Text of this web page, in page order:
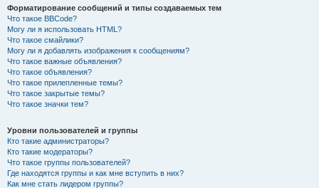
Форматирование сообщений и типы создаваемых тем
Что такое BBCode?
Могу ли я использовать HTML?
Что такое смайлики?
Могу ли я добавлять изображения к сообщениям?
Что такое важные объявления?
Что такое объявления?
Что такое прилепленные темы?
Что такое закрытые темы?
Что такое значки тем?
Уровни пользователей и группы
Кто такие администраторы?
Кто такие модераторы?
Что такое группы пользователей?
Где находятся группы и как мне вступить в них?
Как мне стать лидером группы?